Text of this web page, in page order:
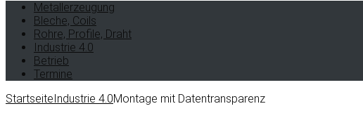
Metallerzeugung
Bleche, Coils
Rohre, Profile, Draht
Industrie 4.0
Betrieb
Termine
StartseiteIndustrie 4.0Montage mit Datentransparenz